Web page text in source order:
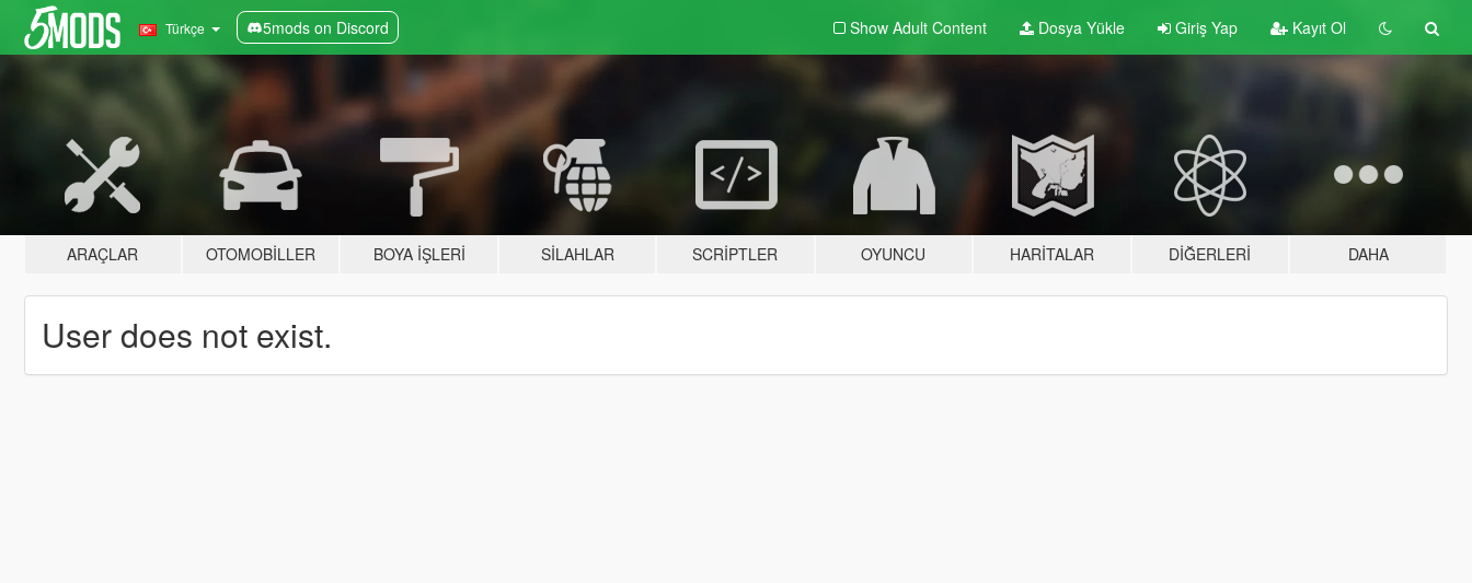
Türkçe 5mods on Discord Show Adult Content Dosya Yükle Giriş Yap Kayıt Ol
ARAÇLAR OTOMOBILLER BOYA İŞLERI SILAHLAR SCRIPTLER OYUNCU HARITALAR DIĞERLERI DAHA
User does not exist.